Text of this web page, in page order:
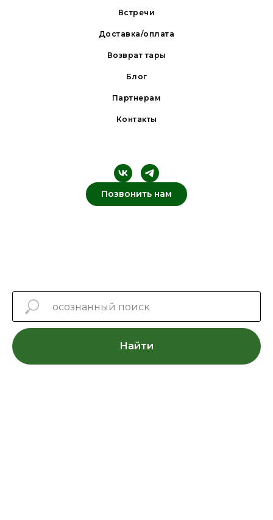
Встречи
Доставка/оплата
Возврат тары
Блог
Партнерам
Контакты
Позвонить нам
Найти